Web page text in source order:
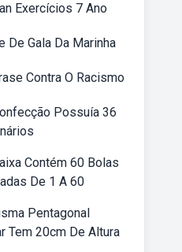
Exercícios 7 Ano
De Gala Da Marinha
Contra O Racismo
Possuía 36
Contém 60 Bolas
De 1 A 60
Pentagonal
Tem 20cm De Altura